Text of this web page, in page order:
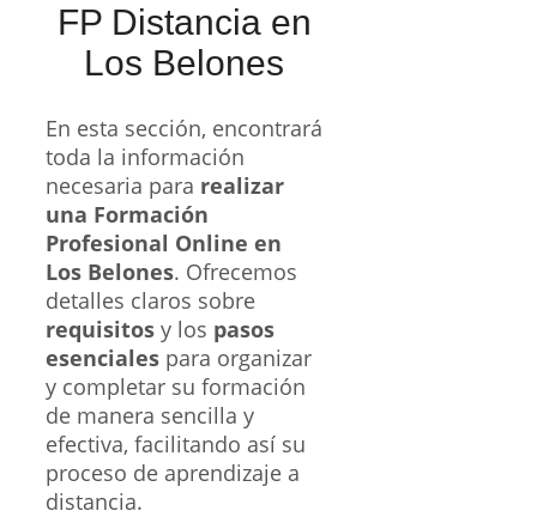
FP Distancia en
Los Belones
En esta sección, encontrará
toda la información
necesaria para realizar
una Formación
Profesional Online en
Los Belones. Ofrecemos
detalles claros sobre
requisitos y los pasos
esenciales para organizar
y completar su formación
de manera sencilla y
efectiva, facilitando así su
proceso de aprendizaje a
distancia.